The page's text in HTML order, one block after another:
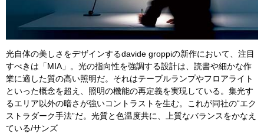
光自体の美しさをデザインするdavide groppiの新作において、注目
すべきは「MIA」。光の指向性を強調する設計は、読書や細かな作
業に適した質の高い照明だ。それはテーブルランプやフロアライト
といった概念を超え、照明の機能の再定義を実現している。集光す
るエリア以外の暗さが強いコントラストを生む。これが同社の“エク
ストラダーク手法”だ。光質と色温度共に、上質なバランスをかなえ
ている/サンズ